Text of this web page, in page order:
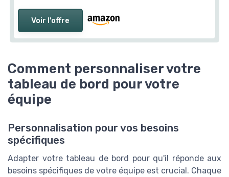
Voir l'offre
Comment personnaliser votre
tableau de bord pour votre
équipe
Personnalisation pour vos besoins
spécifiques
Adapter votre tableau de bord pour qu'il réponde aux
besoins spécifiques de votre équipe est crucial. Chaque